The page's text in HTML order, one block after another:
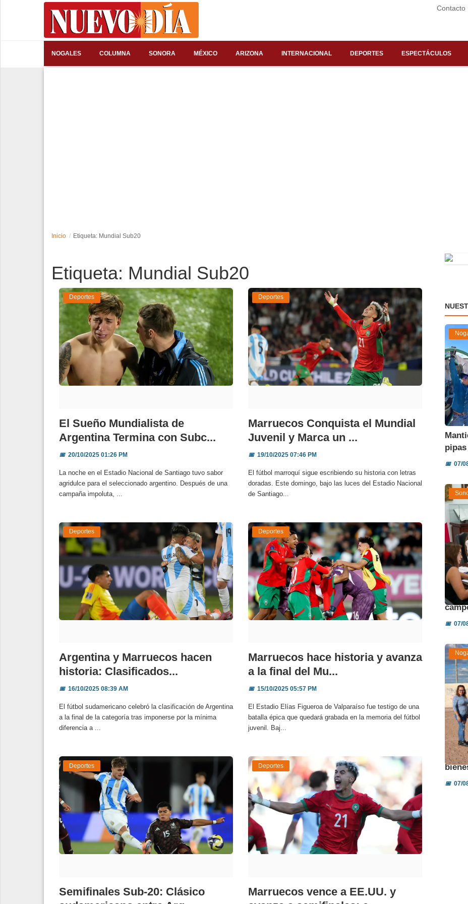
Contacto
NOGALES COLUMNA SONORA MÉXICO ARIZONA INTERNACIONAL DEPORTES ESPECTÁCULOS
Edición Impresa
Inicio Etiqueta: Mundial Sub20
Etiqueta: Mundial Sub20
Deportes
El Sueño Mundialista de
Argentina Termina con Subc...
📅20/10/2025 01:26 PM
La noche en el Estadio Nacional de Santiago tuvo sabor
agridulce para el seleccionado argentino. Después de una
campaña impoluta, ...
Deportes
Marruecos Conquista el Mundial
Juvenil y Marca un ...
📅19/10/2025 07:46 PM
El fútbol marroquí sigue escribiendo su historia con letras
doradas. Este domingo, bajo las luces del Estadio Nacional
de Santiago...
Deportes
Argentina y Marruecos hacen
historia: Clasificados...
📅16/10/2025 08:39 AM
El fútbol sudamericano celebró la clasificación de Argentina
a la final de la categoría tras imponerse por la mínima
diferencia a ...
Deportes
Marruecos hace historia y avanza
a la final del Mu...
📅15/10/2025 05:57 PM
El Estadio Elías Figueroa de Valparaíso fue testigo de una
batalla épica que quedará grabada en la memoria del fútbol
juvenil. Baj...
Deportes
Semifinales Sub-20: Clásico
Deportes
Marruecos vence a EE.UU. y
📅07/
📅07/
📅07/